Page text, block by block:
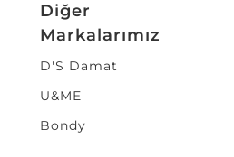
Diğer
Markalarımız
D'S Damat
U&ME
Bondy